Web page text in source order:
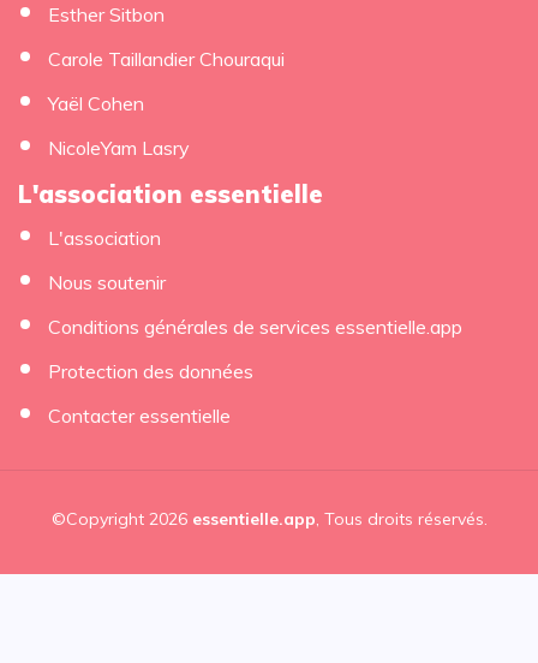
Esther Sitbon
Carole Taillandier Chouraqui
Yaël Cohen
NicoleYam Lasry
L'association essentielle
L'association
Nous soutenir
Conditions générales de services essentielle.app
Protection des données
Contacter essentielle
©Copyright 2026 essentielle.app, Tous droits réservés.